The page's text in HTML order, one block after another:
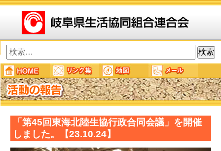
検
索:
「第45回東海北陸生協行政合同会議」を開催
しました。【23.10.24】